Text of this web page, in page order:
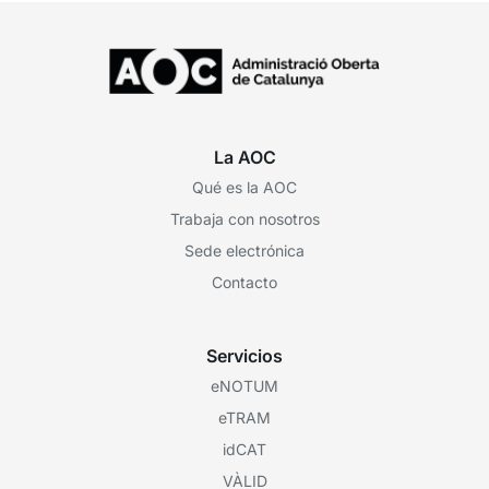
La AOC
Qué es la AOC
Trabaja con nosotros
Sede electrónica
Contacto
Servicios
eNOTUM
eTRAM
idCAT
VÀLID